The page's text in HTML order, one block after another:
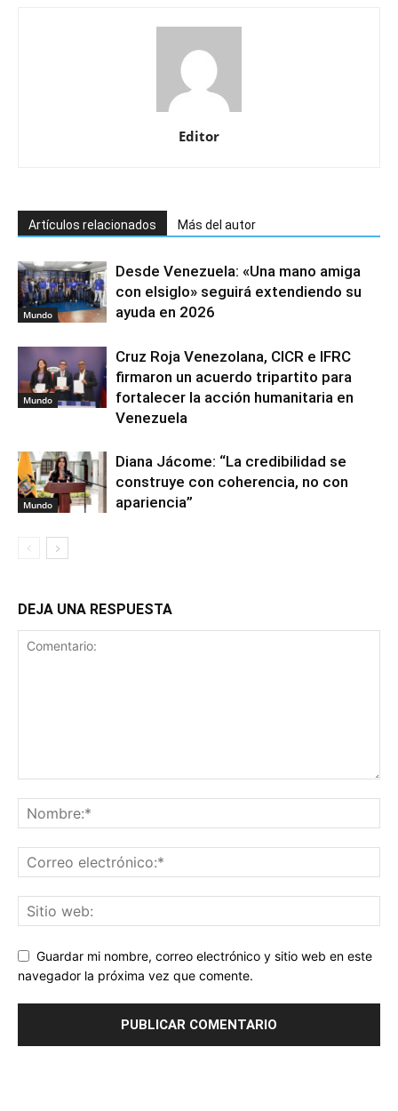
Editor
Artículos relacionados Más del autor
Mundo
Desde Venezuela: «Una mano amiga
con elsiglo» seguirá extendiendo su
ayuda en 2026
Mundo
Cruz Roja Venezolana, CICR e IFRC
firmaron un acuerdo tripartito para
fortalecer la acción humanitaria en
Venezuela
Mundo
Diana Jácome: “La credibilidad se
construye con coherencia, no con
apariencia”
DEJA UNA RESPUESTA
Guardar mi nombre, correo electrónico y sitio web en este
navegador la próxima vez que comente.